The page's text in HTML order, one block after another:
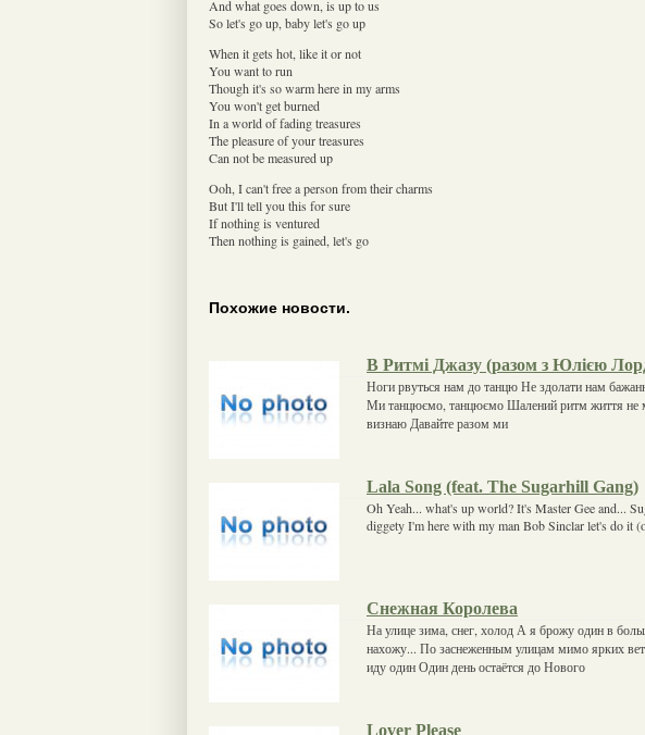
And what goes down, is up to us
So let's go up, baby let's go up
When it gets hot, like it or not
You want to run
Though it's so warm here in my arms
You won't get burned
In a world of fading treasures
The pleasure of your treasures
Can not be measured up
Ooh, I can't free a person from their charms
But I'll tell you this for sure
If nothing is ventured
Then nothing is gained, let's go
Похожие новости.
В Ритмі Джазу (разом з Юлією
Ноги рвуться нам до танцю Не здолати нам
Ми танцюємо, танцюємо Шалений ритм життя не
визнаю Давайте разом ми
Lala Song (feat. The Sugarhill Gang)
Oh Yeah... what's up world? It's Master Gee and...
diggety I'm here with my man Bob Sinclar let's do it
Снежная Королева
На улице зима, снег, холод А я брожу один в
нахожу... По заснеженным улицам мимо ярких
иду один Один день остаётся до Нового
Lover Please